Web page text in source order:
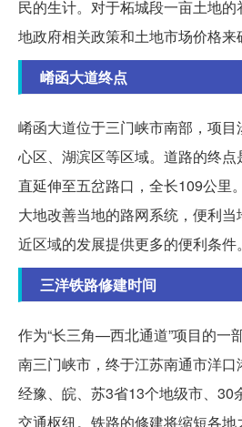
民的生计。对于柘城段一亩土地
地政府相关政策和土地市场价格来
崤函大道终点
崤函大道位于三门峡市南部，项
心区、湖滨区等区域。道路的终
直延伸至五岔路口，全长109公里
大地改善当地的路网系统，便利
近区域的发展提供更多的便利条件。
三洋铁路修建时间
作为“长三角—西北通道”项目的一
南三门峡市，终于江苏南通市洋
经豫、皖、苏3省13个地级市、30
交通枢纽。铁路的修建将缩短各